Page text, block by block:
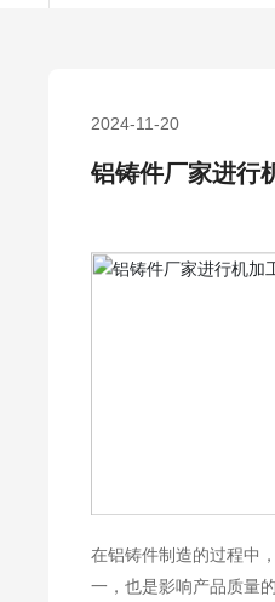
2024-11-20
铝铸件厂家进行
在铝铸件制造的过程中
一，也是影响产品质量